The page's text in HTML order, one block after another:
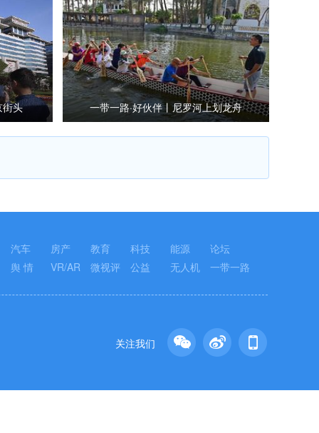
街头 一带一路·好伙伴丨尼罗河上划龙舟
汽车 房产 教育 科技 能源
论坛
舆 情 VR/AR 微视评 公益 无人机 一带一路
关注我们